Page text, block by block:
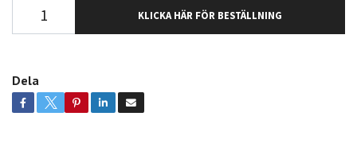
KLICKA HÄR FÖR BESTÄLLNING
Dela